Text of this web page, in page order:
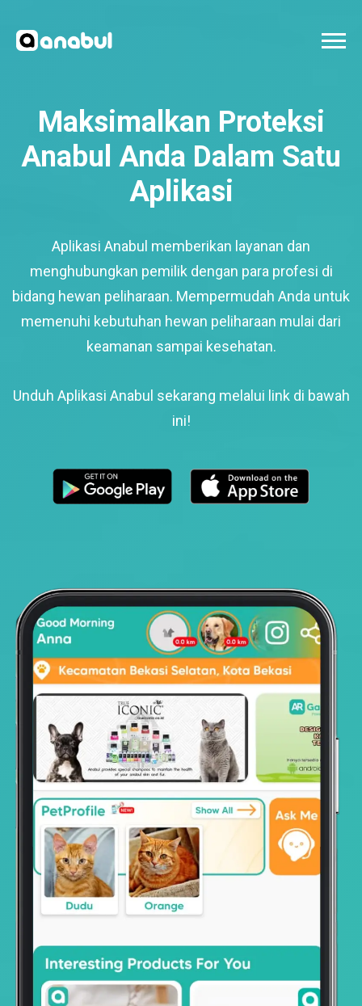
Maksimalkan Proteksi
Anabul Anda Dalam Satu
Aplikasi
Aplikasi Anabul memberikan layanan dan
menghubungkan pemilik dengan para profesi di
bidang hewan peliharaan. Mempermudah Anda untuk
memenuhi kebutuhan hewan peliharaan mulai dari
keamanan sampai kesehatan.
Unduh Aplikasi Anabul sekarang melalui link di bawah
ini!